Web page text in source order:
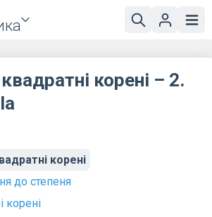
корені
до степеня
корені
корені – 2.